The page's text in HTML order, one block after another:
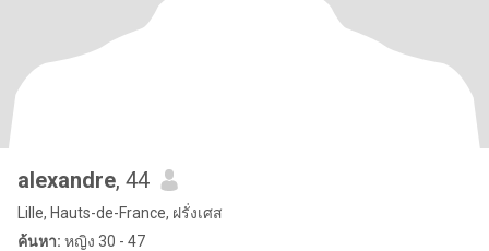
alexandre, 44
Lille, Hauts-de-France, ฝรั่งเศส
ค้นหา: หญิง 30 - 47